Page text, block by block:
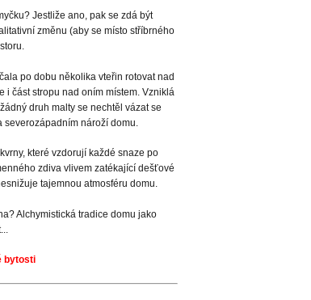
Jestliže ano, pak se zdá být
změnu (aby se místo stříbrného
po dobu několika vteřin rotovat nad
i část stropu nad oním místem. Vzniklá
druh malty se nechtěl vázat se
nároží domu.
které vzdorují každé snaze po
zdiva vlivem zatékající dešťové
tajemnou atmosféru domu.
Alchymistická tradice domu jako
bytosti